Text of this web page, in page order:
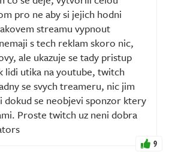
pro ne aby si jejich hodni
streamu vypnout
s tech reklam skoro nic,
ale ukazuje se tady pristup
utika na youtube, twitch
se svych treameru, nic jim
dokud se neobjevi sponzor ktery
Proste twitch uz neni dobra
9